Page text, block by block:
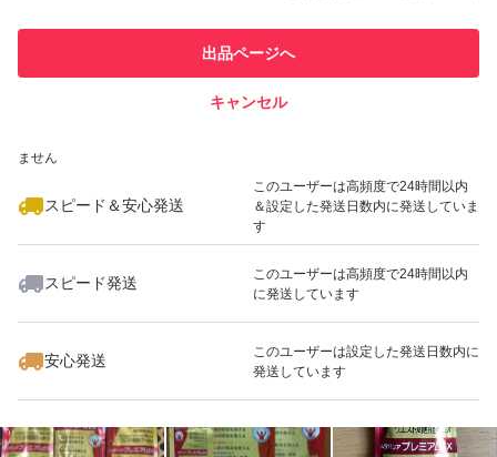
での取引実績があります
ません
スピード＆安心発送
このユーザーは高頻度で24時間以内
＆設定した発送日数内に発送していま
す
スピード発送
このユーザーは高頻度で24時間以内
に発送しています
安心発送
このユーザーは設定した発送日数内に
発送しています
出品ページへ
キャンセル
いいね！
4,595